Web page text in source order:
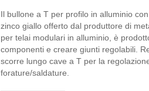
Il bullone a T per profilo in alluminio
zinco giallo offerto dal produttore di
per telai modulari in alluminio, è
componenti e creare giunti regolabili.
scorre lungo cave a T per la
forature/saldature.